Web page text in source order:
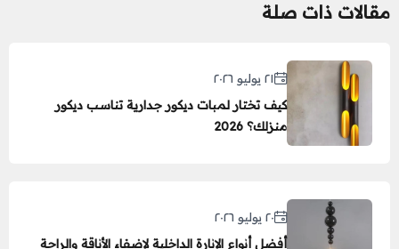
مقالات ذات صلة
٢١ يوليو ٢٠٢٦
كيف تختار لمبات ديكور جدارية تناسب ديكور
منزلك؟ 2026
٢٠ يوليو ٢٠٢٦
أفضل أنواع الإنارة الداخلية لإضفاء الأناقة والراحة